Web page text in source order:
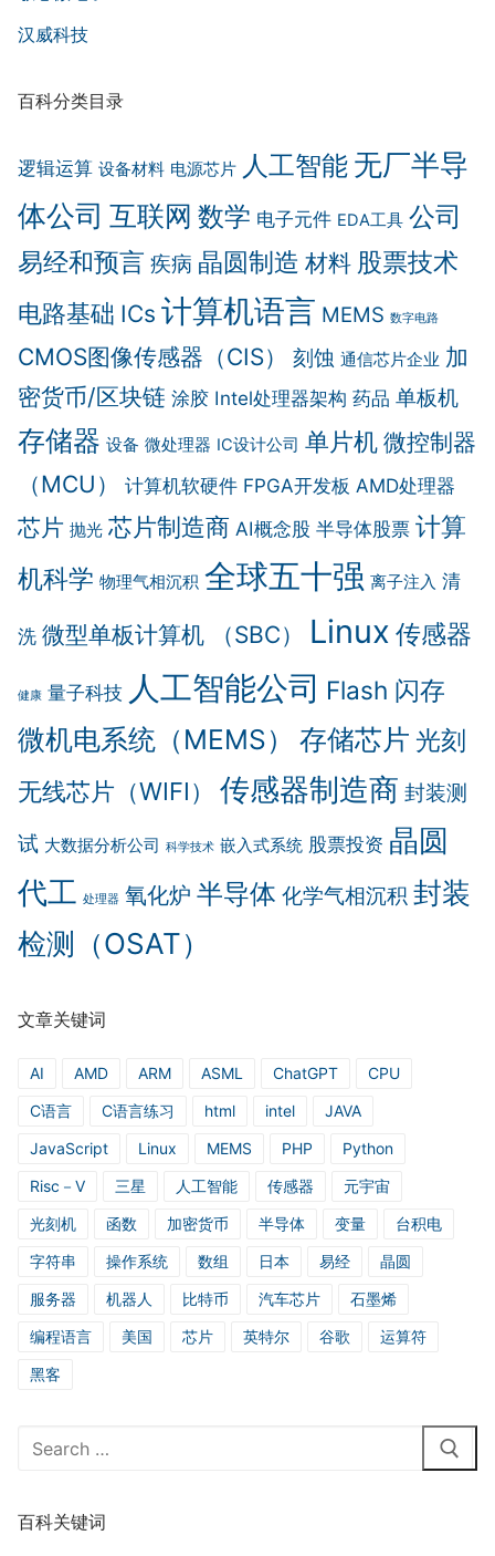
汉威科技
百科分类目录
逻辑运算 设备材料 电源芯片 人工智能 无厂半导
体公司 互联网 数学 电子元件 EDA工具 公司
易经和预言 疾病 晶圆制造 材料 股票技术
电路基础 ICs 计算机语言 MEMS 数字电路
CMOS图像传感器（CIS） 刻蚀 通信芯片企业 加
密货币/区块链 涂胶 Intel处理器架构 药品 单板机
存储器 设备 微处理器 IC设计公司 单片机 微控制器
（MCU）
计算机软硬件 FPGA开发板 AMD处理器
芯片 抛光 芯片制造商 AI概念股 半导体股票 计算
机科学 物理气相沉积 全球五十强 离子注入 清
洗 微型单板计算机 （SBC） Linux 传感器
健康 量子科技 人工智能公司 Flash 闪存
微机电系统（MEMS） 存储芯片 光刻
无线芯片（WIFI） 传感器制造商 封装测
试 大数据分析公司 科学技术 嵌入式系统 股票投资 晶圆
代工 处理器 氧化炉 半导体 化学气相沉积 封装
检测（OSAT）
文章关键词
AI AMD ARM ASML ChatGPT
CPU
C语言
C语言练习 html intel
JAVA
JavaScript
Linux MEMS PHP
Python
Risc－V
三星 人工智能 传感器
元宇宙
光刻机
函数 加密货币 半导体 变量
台积电
字符串
操作系统 数组 日本 易经
晶圆
服务器
机器人 比特币 汽车芯片
石墨烯
编程语言
美国 芯片 英特尔 谷歌
运算符
黑客
Search
百科关键词